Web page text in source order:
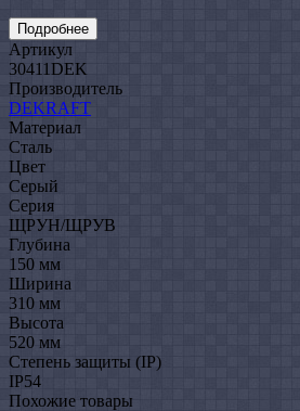
Подробнее
Артикул
30411DEK
Производитель
DEKRAFT
Материал
Сталь
Цвет
Серый
Серия
ЩРУН/ЩРУВ
Глубина
150 мм
Ширина
310 мм
Высота
520 мм
Степень защиты (IP)
IP54
Похожие товары